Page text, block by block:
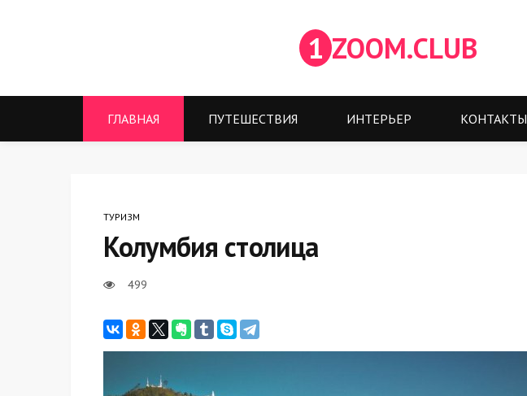
1 ZOOM.CLUB
ГЛАВНАЯ ПУТЕШЕСТВИЯ ИНТЕРЬЕР КОНТАКТЫ
ТУРИЗМ
Колумбия столица
499